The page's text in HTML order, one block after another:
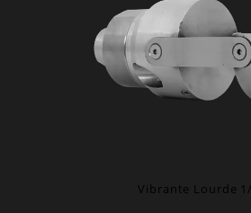
Vibrante Lourde